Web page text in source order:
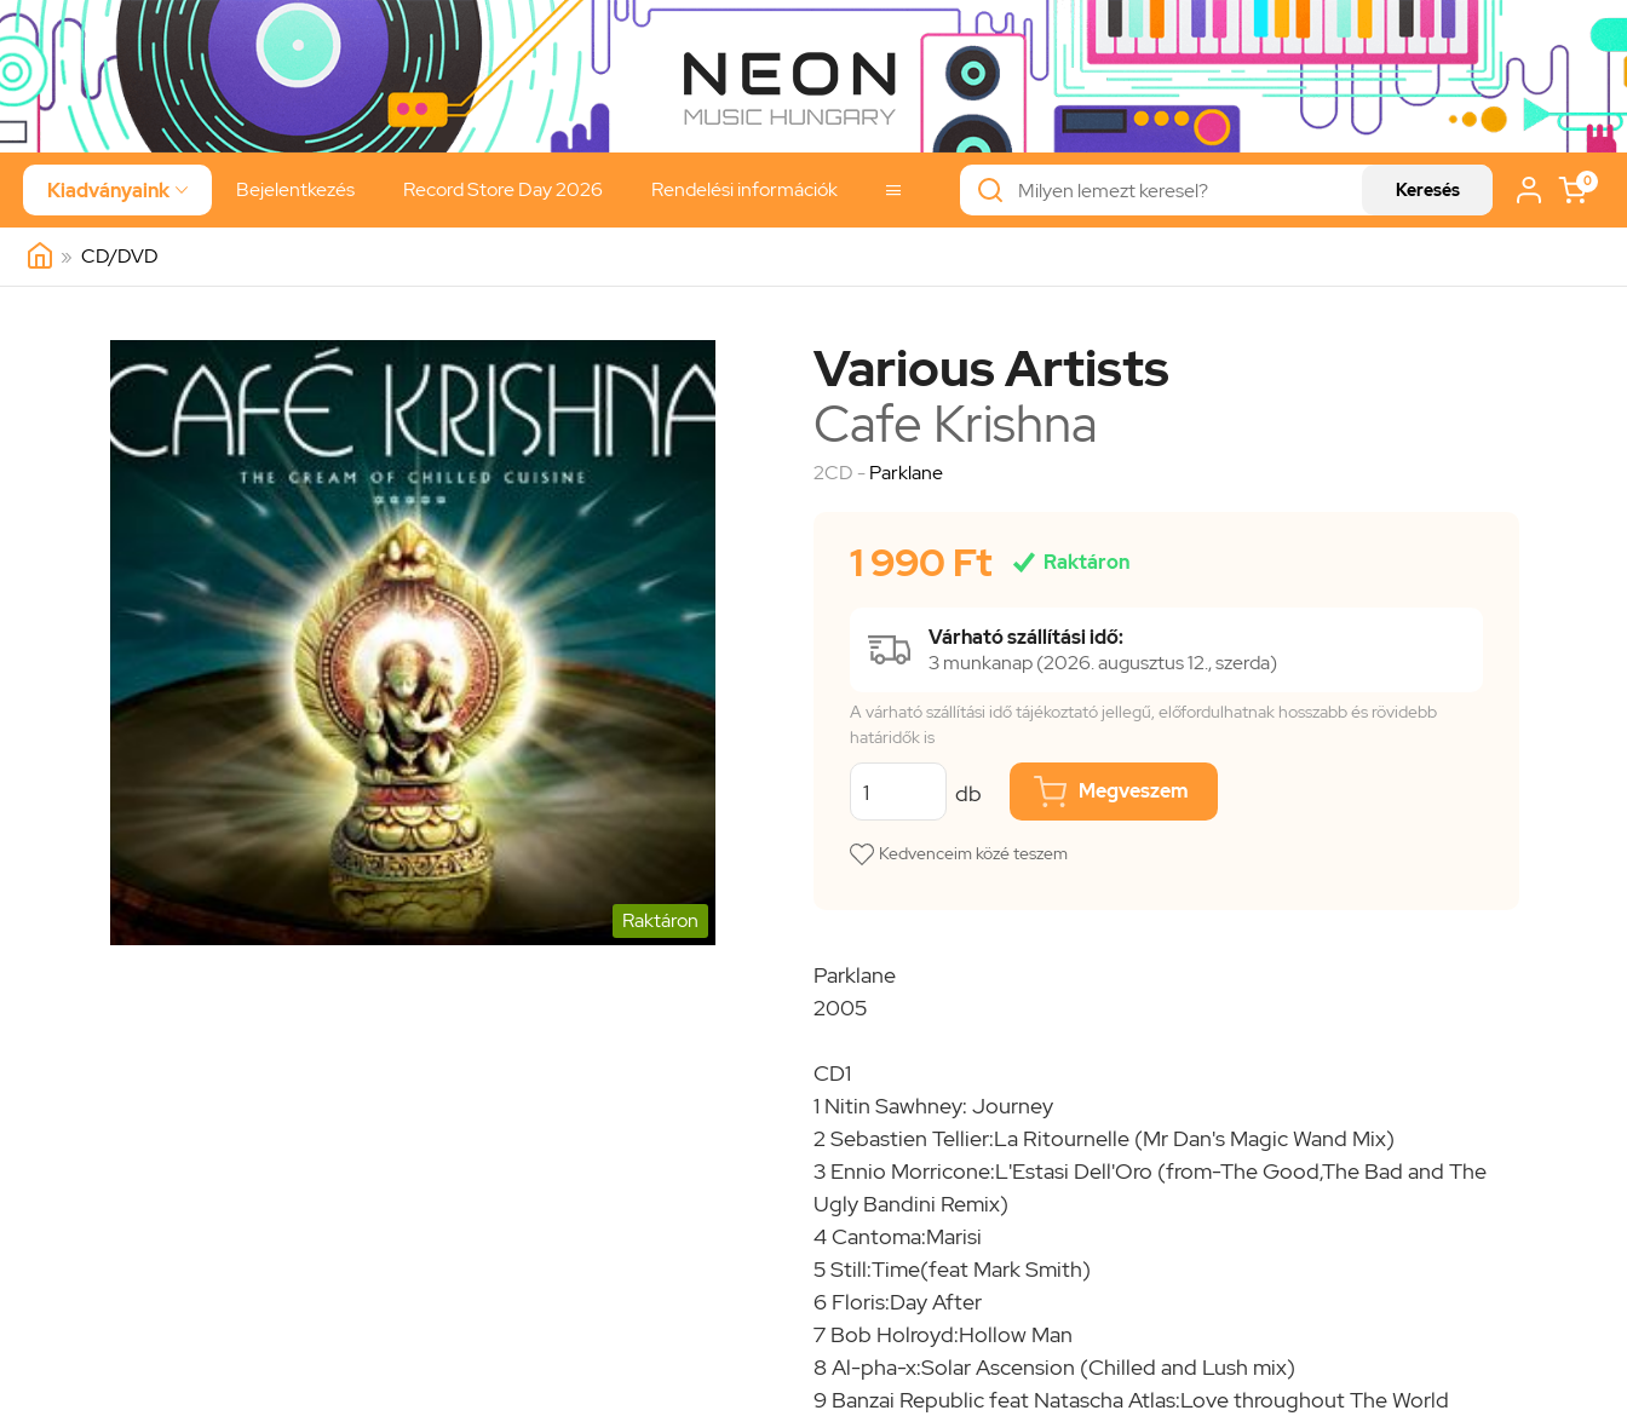
Kiadványaink  Bejelentkezés Record Store Day 2026 Rendelési információk  Keresés 0
» CD/DVD
Raktáron
Various Artists
Cafe Krishna
2CD -Parklane
1 990 Ft  Raktáron
Várható szállítási idő:
3 munkanap (2026. augusztus 12., szerda)
A várható szállítási idő tájékoztató jellegű, előfordulhatnak hosszabb és rövidebb
határidők is
db Megveszem
Kedvenceim közé teszem
Parklane
2005
CD1
1 Nitin Sawhney: Journey
2 Sebastien Tellier:La Ritournelle (Mr Dan's Magic Wand Mix)
3 Ennio Morricone:L'Estasi Dell'Oro (from-The Good,The Bad and The
Ugly Bandini Remix)
4 Cantoma:Marisi
5 Still:Time(feat Mark Smith)
6 Floris:Day After
7 Bob Holroyd:Hollow Man
8 Al-pha-x:Solar Ascension (Chilled and Lush mix)
9 Banzai Republic feat Natascha Atlas:Love throughout The World